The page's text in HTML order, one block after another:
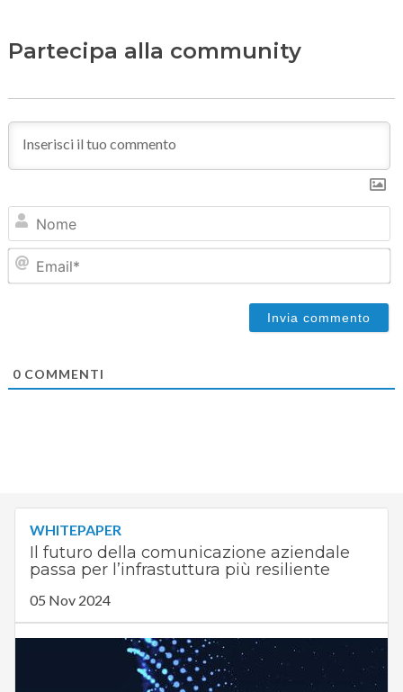
Partecipa alla community
0COMMENTI
WHITEPAPER
Il futuro della comunicazione aziendale
passa per l’infrastuttura più resiliente
05 Nov 2024